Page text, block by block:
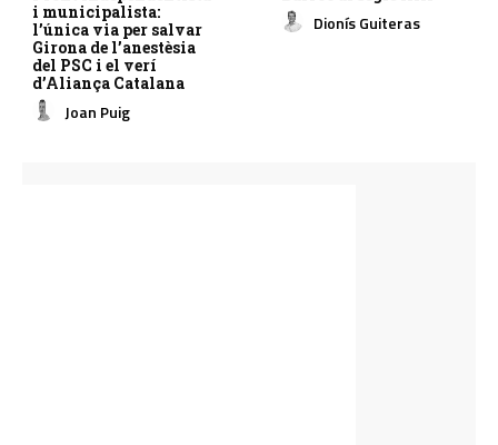
i municipalista:
l’única via per salvar
Girona de l’anestèsia
del PSC i el verí
d’Aliança Catalana
Joan Puig
Dionís Guiteras